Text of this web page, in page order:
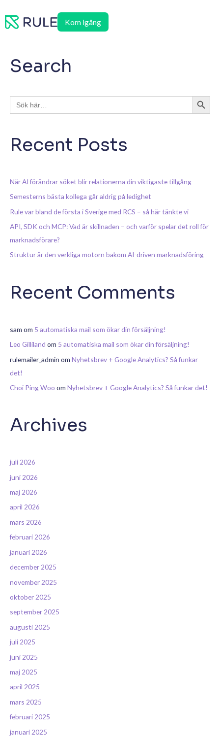
till
Kom igång
Search
Sök
efter:
Recent Posts
När AI förändrar söket blir relationerna din viktigaste tillgång
Semesterns bästa kollega går aldrig på ledighet
Rule var bland de första i Sverige med RCS – så här tänkte vi
API, SDK och MCP: Vad är skillnaden – och varför spelar det roll för
marknadsförare?
Struktur är den verkliga motorn bakom AI-driven marknadsföring
Recent Comments
sam om 5 automatiska mail som ökar din försäljning!
Leo Gilliland om 5 automatiska mail som ökar din försäljning!
rulemailer_admin om Nyhetsbrev + Google Analytics? Så funkar
det!
Choi Ping Woo om Nyhetsbrev + Google Analytics? Så funkar det!
Archives
juli 2026
juni 2026
maj 2026
april 2026
mars 2026
februari 2026
januari 2026
december 2025
november 2025
oktober 2025
september 2025
augusti 2025
juli 2025
juni 2025
maj 2025
april 2025
mars 2025
februari 2025
januari 2025